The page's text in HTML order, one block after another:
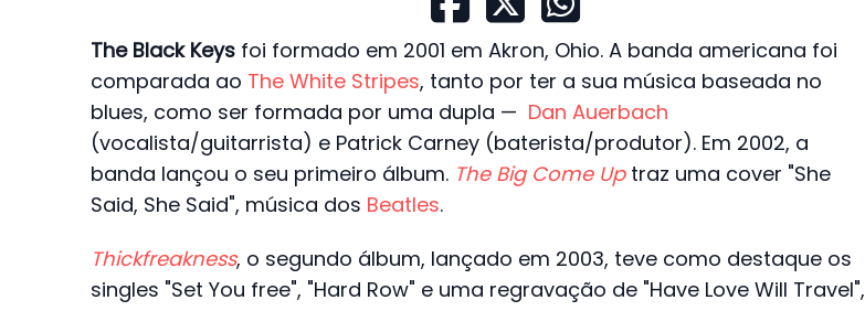
The Black Keys foi formado em 2001 em Akron, Ohio. A banda americana foi
comparada ao The White Stripes, tanto por ter a sua música baseada no
blues, como ser formada por uma dupla — Dan Auerbach
(vocalista/guitarrista) e Patrick Carney (baterista/produtor). Em 2002, a
banda lançou o seu primeiro álbum. The Big Come Uptraz uma cover "She
Said, She Said", música dos Beatles.
Thickfreakness, o segundo álbum, lançado em 2003, teve como destaque os
singles "Set You free", "Hard Row" e uma regravação de "Have Love Will Travel",